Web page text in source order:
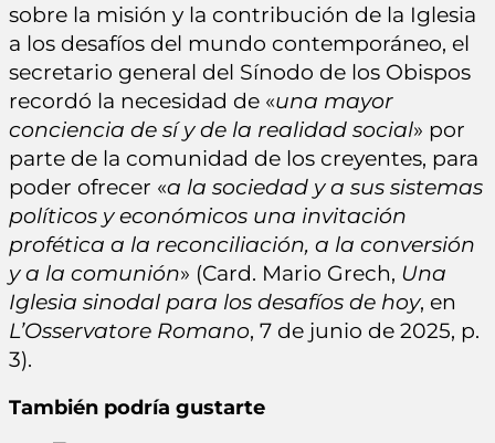
sobre la misión y la contribución de la Iglesia
a los desafíos del mundo contemporáneo, el
secretario general del Sínodo de los Obispos
recordó la necesidad de «una mayor
conciencia de sí y de la realidad social» por
parte de la comunidad de los creyentes, para
poder ofrecer «a la sociedad y a sus sistemas
políticos y económicos una invitación
profética a la reconciliación, a la conversión
y a la comunión» (Card. Mario Grech, Una
Iglesia sinodal para los desafíos de hoy, en
L’Osservatore Romano, 7 de junio de 2025, p.
3).
También podría gustarte